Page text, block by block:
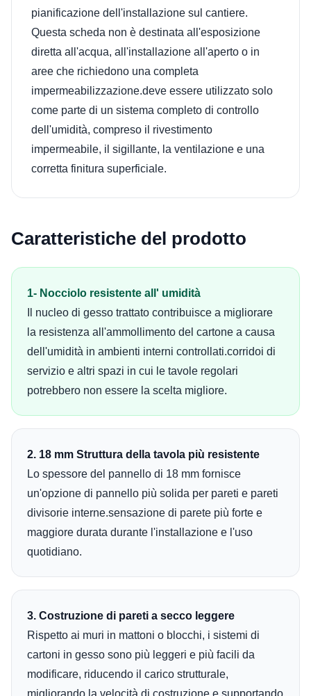
pianificazione dell'installazione sul cantiere.
Questa scheda non è destinata all'esposizione
diretta all'acqua, all'installazione all'aperto o in
aree che richiedono una completa
impermeabilizzazione.deve essere utilizzato solo
come parte di un sistema completo di controllo
dell'umidità, compreso il rivestimento
impermeabile, il sigillante, la ventilazione e una
corretta finitura superficiale.
Caratteristiche del prodotto
1- Nocciolo resistente all' umidità
Il nucleo di gesso trattato contribuisce a migliorare
la resistenza all'ammollimento del cartone a causa
dell'umidità in ambienti interni controllati.corridoi di
servizio e altri spazi in cui le tavole regolari
potrebbero non essere la scelta migliore.
2. 18 mm Struttura della tavola più resistente
Lo spessore del pannello di 18 mm fornisce
un'opzione di pannello più solida per pareti e pareti
divisorie interne.sensazione di parete più forte e
maggiore durata durante l'installazione e l'uso
quotidiano.
3. Costruzione di pareti a secco leggere
Rispetto ai muri in mattoni o blocchi, i sistemi di
cartoni in gesso sono più leggeri e più facili da
modificare, riducendo il carico strutturale,
migliorando la velocità di costruzione e supportando